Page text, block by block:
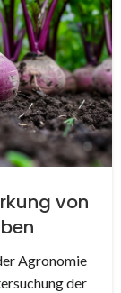
von
Agronomie
der